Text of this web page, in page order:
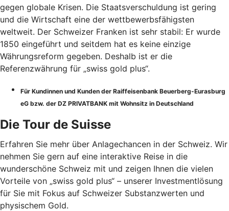
gegen globale Krisen. Die Staatsverschuldung ist gering
und die Wirtschaft eine der wettbewerbsfähigsten
weltweit. Der Schweizer Franken ist sehr stabil: Er wurde
1850 eingeführt und seitdem hat es keine einzige
Währungsreform gegeben. Deshalb ist er die
Referenzwährung für „swiss gold plus“.
Für Kundinnen und Kunden der Raiffeisenbank Beuerberg-Eurasburg
eG bzw. der DZ PRIVATBANK mit Wohnsitz in Deutschland
Die Tour de Suisse
Erfahren Sie mehr über Anlagechancen in der Schweiz. Wir
nehmen Sie gern auf eine interaktive Reise in die
wunderschöne Schweiz mit und zeigen Ihnen die vielen
Vorteile von „swiss gold plus“ – unserer Investmentlösung
für Sie mit Fokus auf Schweizer Substanzwerten und
physischem Gold.